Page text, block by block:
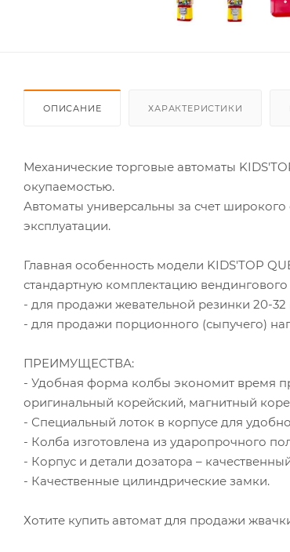
ОПИСАНИЕ ХАРАКТЕРИСТИКИ
Механические торговые автоматы
окупаемостью.
Автоматы универсальны за счет
эксплуатации.
Главная особенность модели KIDS'TOP
стандартную комплектацию
- для продажи жевательной резинки 20-
- для продажи порционного (сыпучего)
ПРЕИМУЩЕСТВА:
- Удобная форма колбы экономит время
оригинальный корейский, магнитный
- Специальный лоток в корпусе для
- Колба изготовлена из ударопрочного
- Корпус и детали дозатора –
- Качественные цилиндрические замки.
Хотите купить автомат для продажи